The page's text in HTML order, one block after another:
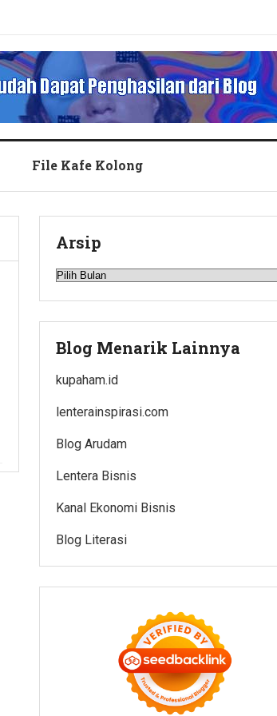
File Kafe Kolong
Arsip
Arsip
Blog Menarik Lainnya
kupaham.id
lenterainspirasi.com
Blog Arudam
Lentera Bisnis
Kanal Ekonomi Bisnis
Blog Literasi